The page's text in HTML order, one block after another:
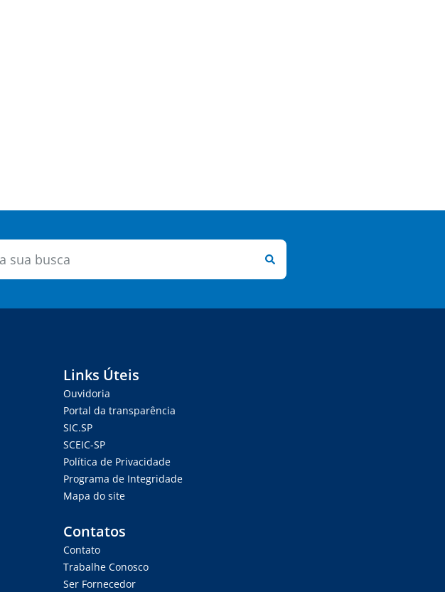
Links Úteis
Ouvidoria
Portal da transparência
SIC.SP
SCEIC-SP
Política de Privacidade
Programa de Integridade
Mapa do site
Contatos
Contato
Trabalhe Conosco
Ser Fornecedor